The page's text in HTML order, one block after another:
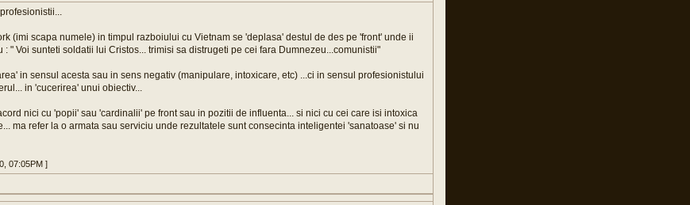
(imi scapa numele) in timpul razboiului cu Vietnam se 'deplasa' destul de des pe 'front' unde ii
: " Voi sunteti soldatii lui Cristos... trimisi sa distrugeti pe cei fara Dumnezeu...comunistii"
in sensul acesta sau in sens negativ (manipulare, intoxicare, etc) ...ci in sensul profesionistului
in 'cucerirea' unui obiectiv...
nici cu 'popii' sau 'cardinalii' pe front sau in pozitii de influenta... si nici cu cei care isi intoxica
ma refer la o armata sau serviciu unde rezultatele sunt consecinta inteligentei 'sanatoase' si nu
07:05PM ]